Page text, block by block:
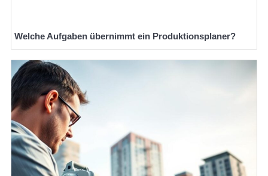
Welche Aufgaben übernimmt ein Produktionsplaner?